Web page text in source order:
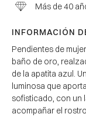
Más de 40
INFORMACIÓN
Pendientes de
baño de oro,
de la apatita azul.
luminosa que
sofisticado, con un
acompañar el